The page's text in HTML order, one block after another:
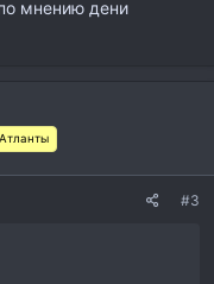
мнению дени
#3